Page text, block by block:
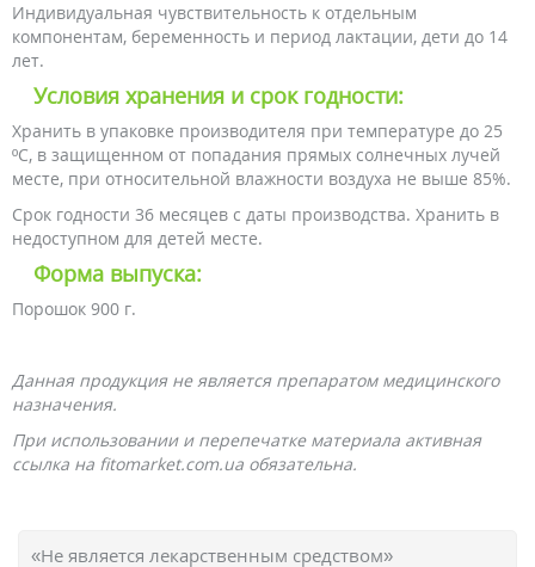
Индивидуальная чувствительность к отдельным
компонентам, беременность и период лактации, дети до 14
лет.
Условия хранения и срок годности:
Хранить в упаковке производителя при температуре до 25
ºС, в защищенном от попадания прямых солнечных лучей
месте, при относительной влажности воздуха не выше 85%.
Срок годности 36 месяцев с даты производства. Хранить в
недоступном для детей месте.
Форма выпуска:
Порошок 900 г.
Данная продукция не является препаратом медицинского
назначения.
При использовании и перепечатке материала активная
ссылка на fitomarket.com.ua обязательна.
«Не является лекарственным средством»